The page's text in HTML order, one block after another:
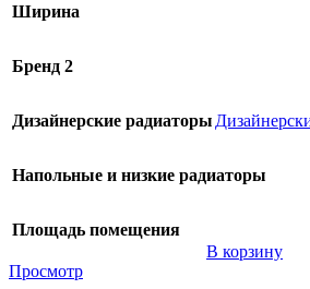
Ширина
Бренд 2
Дизайнерские радиаторы
Напольные и низкие радиаторы
Площадь помещения
В корзину
Просмотр